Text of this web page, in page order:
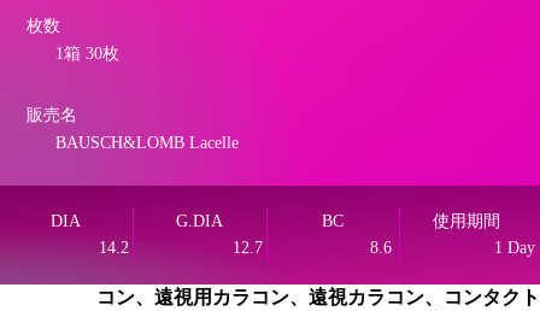
系 乱視用カラコン
コン、遠視用カラコン、遠視カラコン、コンタクト
[1 Day/ミルミナス グレー] ボシュロム ラシェル (1
箱30枚)、乱視用カラコン、乱視カラコン、格安乱
コン、遠視用カラコン、遠視カラコン、コンタクト
枚数
1箱 30枚
販売名
BAUSCH&LOMB Lacelle
DIA
14.2
G.DIA
12.7
BC
8.6
使用期間
1 Day